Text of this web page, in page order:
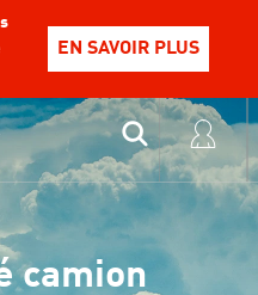
EN SAVOIR PLUS
camion